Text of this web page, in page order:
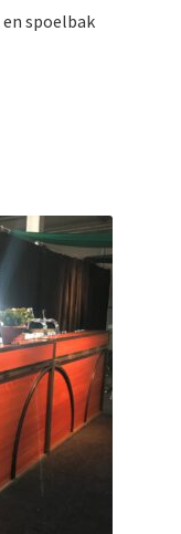
spoelbak